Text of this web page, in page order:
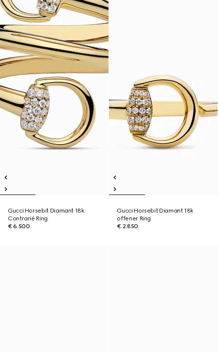
Gucci Horsebit Diamant 18k
Contrarié Ring
€ 6.500
Gucci Horsebit Diamant 18k
offener Ring
€ 2.850